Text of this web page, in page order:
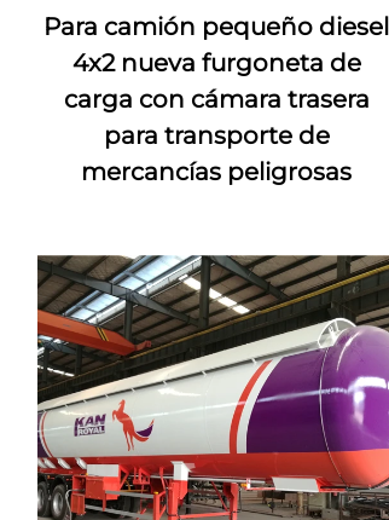
Para camión pequeño diesel
4x2 nueva furgoneta de
carga con cámara trasera
para transporte de
mercancías peligrosas